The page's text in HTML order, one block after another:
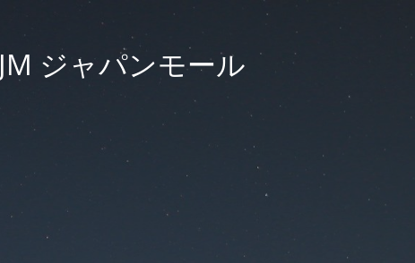
JM ジャパンモール